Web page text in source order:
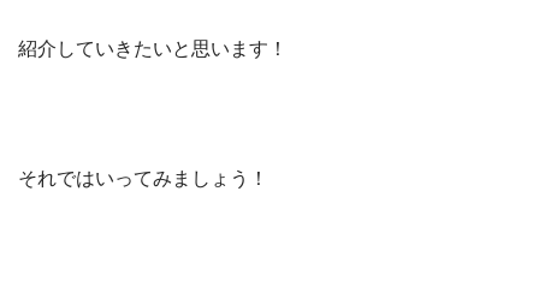
紹介していきたいと思います！
それではいってみましょう！